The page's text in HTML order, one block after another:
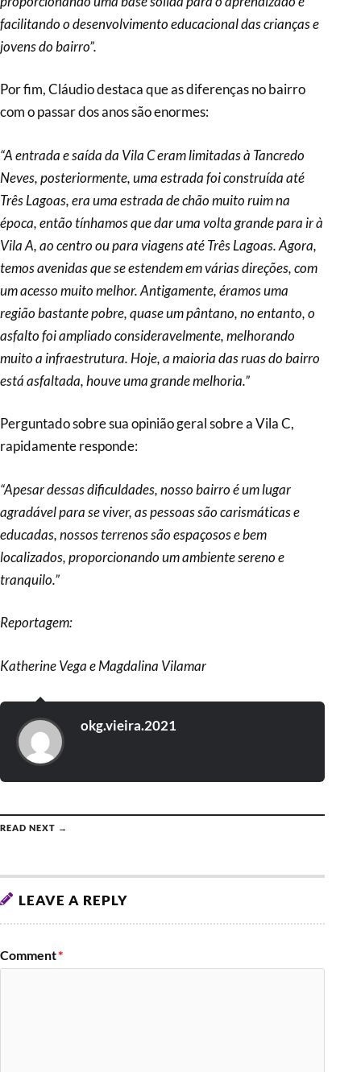
facilitando o desenvolvimento educacional das crianças e
jovens do bairro”.
Por fim, Cláudio destaca que as diferenças no bairro
com o passar dos anos são enormes:
“A entrada e saída da Vila C eram limitadas à Tancredo
Neves, posteriormente, uma estrada foi construída até
Três Lagoas, era uma estrada de chão muito ruim na
época, então tínhamos que dar uma volta grande para ir à
Vila A, ao centro ou para viagens até Três Lagoas. Agora,
temos avenidas que se estendem em várias direções, com
um acesso muito melhor. Antigamente, éramos uma
região bastante pobre, quase um pântano, no entanto, o
asfalto foi ampliado consideravelmente, melhorando
muito a infraestrutura. Hoje, a maioria das ruas do bairro
está asfaltada, houve uma grande melhoria.”
Perguntado sobre sua opinião geral sobre a Vila C,
rapidamente responde:
“Apesar dessas dificuldades, nosso bairro é um lugar
agradável para se viver, as pessoas são carismáticas e
educadas, nossos terrenos são espaçosos e bem
localizados, proporcionando um ambiente sereno e
tranquilo.”
Reportagem:
Katherine Vega e Magdalina Vilamar
okg.vieira.2021
READ NEXT →
LEAVE A REPLY
Comment*